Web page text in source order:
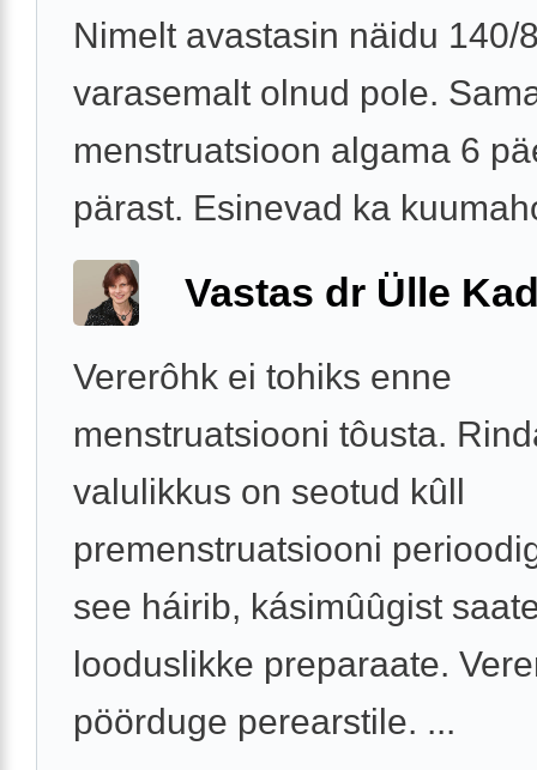
Nimelt avastasin näidu 140/
varasemalt olnud pole.
menstruatsioon algama 6
pärast. Esinevad ka
Vastas dr Ülle
Vererôhk ei tohiks enne
menstruatsiooni tôusta.
valulikkus on seotud kûll
premenstruatsiooni
see háirib, kásimûûgist
looduslikke preparaate.
pöörduge perearstile. ...